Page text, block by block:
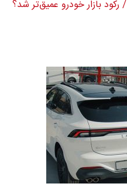
قیمت خودرو امروز 12 مرداد 1405 / رکود بازار خودرو عمیق‌تر شد؟